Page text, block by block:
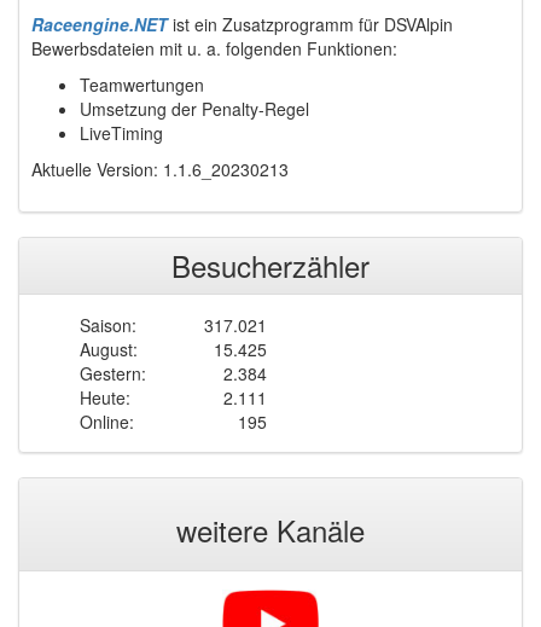
Raceengine.NETist ein Zusatzprogramm für DSVAlpin
Bewerbsdateien mit u. a. folgenden Funktionen:
Teamwertungen
Umsetzung der Penalty-Regel
LiveTiming
Aktuelle Version: 1.1.6_20230213
Besucherzähler
Saison:
317.021
August:
15.425
Gestern:
2.384
Heute:
2.111
Online:
195
weitere Kanäle